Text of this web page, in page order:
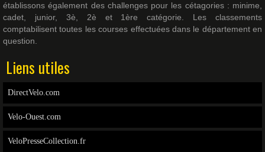
établissons également des challenges pour les cétagories : minime,
cadet, junior, 3è, 2è et 1ère catégorie. Les classements
comptabilisent toutes les courses effectuées dans le département en
question.
Liens utiles
DirectVelo.com
Velo-Ouest.com
VeloPresseCollection.fr